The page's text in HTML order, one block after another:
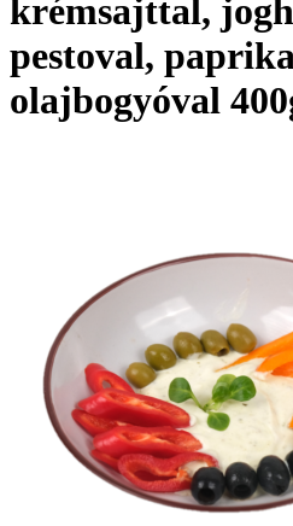
krémsajttal,
pestoval,
olajbogyóval